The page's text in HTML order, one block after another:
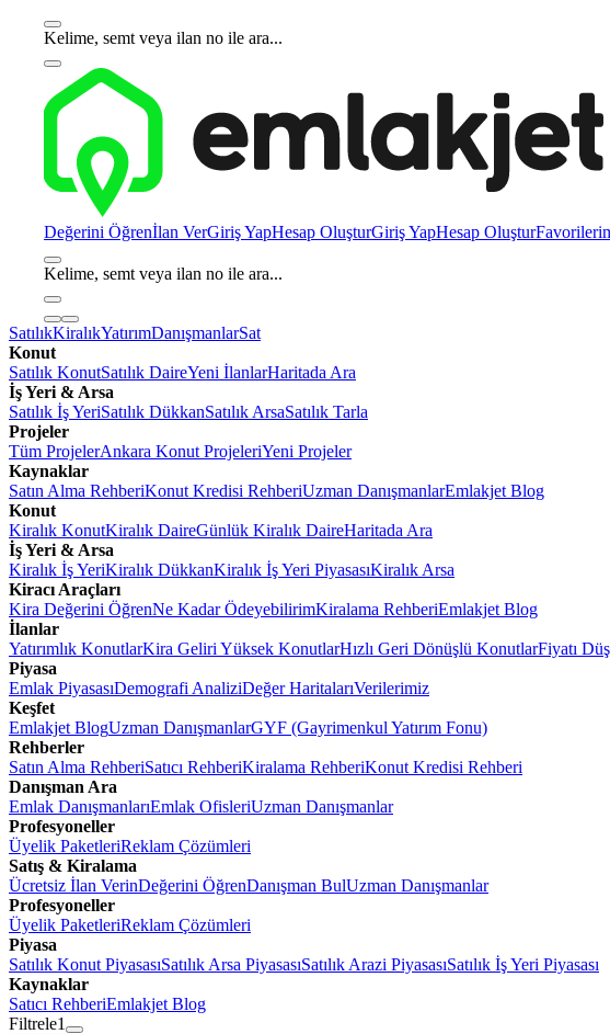
Kelime, semt veya ilan no ile ara...
Değerini Öğrenİlan VerGiriş YapHesap OluşturGiriş YapHesap Oluştur
Kelime, semt veya ilan no ile ara...
SatılıkKiralıkYatırımDanışmanlarSat
Konut
Satılık KonutSatılık DaireYeni İlanlarHaritada Ara
İş Yeri & Arsa
Satılık İş YeriSatılık DükkanSatılık ArsaSatılık Tarla
Projeler
Tüm ProjelerAnkara Konut ProjeleriYeni Projeler
Kaynaklar
Satın Alma RehberiKonut Kredisi RehberiUzman DanışmanlarEmlakjet Blog
Konut
Kiralık KonutKiralık DaireGünlük Kiralık DaireHaritada Ara
İş Yeri & Arsa
Kiralık İş YeriKiralık DükkanKiralık İş Yeri PiyasasıKiralık Arsa
Kiracı Araçları
Kira Değerini ÖğrenNe Kadar ÖdeyebilirimKiralama RehberiEmlakjet Blog
İlanlar
Yatırımlık KonutlarKira Geliri Yüksek KonutlarHızlı Geri Dönüşlü KonutlarFiyatı
Piyasa
Emlak PiyasasıDemografi AnaliziDeğer HaritalarıVerilerimiz
Keşfet
Emlakjet BlogUzman DanışmanlarGYF (Gayrimenkul Yatırım Fonu)
Rehberler
Satın Alma RehberiSatıcı RehberiKiralama RehberiKonut Kredisi Rehberi
Danışman Ara
Emlak DanışmanlarıEmlak OfisleriUzman Danışmanlar
Profesyoneller
Üyelik PaketleriReklam Çözümleri
Satış & Kiralama
Ücretsiz İlan VerinDeğerini ÖğrenDanışman BulUzman Danışmanlar
Profesyoneller
Üyelik PaketleriReklam Çözümleri
Piyasa
Satılık Konut PiyasasıSatılık Arsa PiyasasıSatılık Arazi PiyasasıSatılık İş Yeri Piyasası
Kaynaklar
Satıcı RehberiEmlakjet Blog
Filtrele1